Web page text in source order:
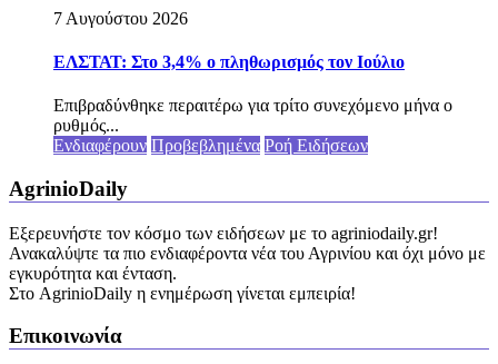
7 Αυγούστου 2026
ΕΛΣΤΑΤ: Στο 3,4% ο πληθωρισμός τον Ιούλιο
Επιβραδύνθηκε περαιτέρω για τρίτο συνεχόμενο μήνα ο
ρυθμός...
Ενδιαφέρουν Προβεβλημένα Ροή Ειδήσεων
AgrinioDaily
Εξερευνήστε τον κόσμο των ειδήσεων με το agriniodaily.gr!
Ανακαλύψτε τα πιο ενδιαφέροντα νέα του Αγρινίου και όχι μόνο με
εγκυρότητα και ένταση.
Στο AgrinioDaily η ενημέρωση γίνεται εμπειρία!
Επικοινωνία